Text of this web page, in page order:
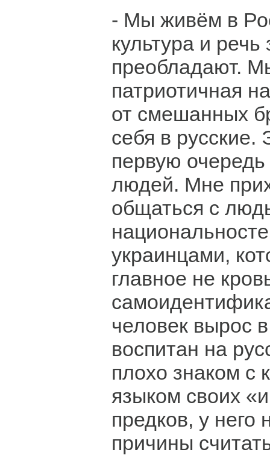
- Мы живём в
культура и речь
преобладают.
патриотичная
от смешанных
себя в русские.
первую
людей. Мне
общаться с
украинцами,
главное не
человек вырос
воспитан на
плохо знаком с
языком своих
предков, у него
причины